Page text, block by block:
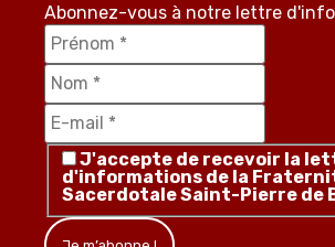
Abonnez-vous à notre lettre
J'accepte de recevoir la
d'informations de la
Sacerdotale Saint-Pierre de